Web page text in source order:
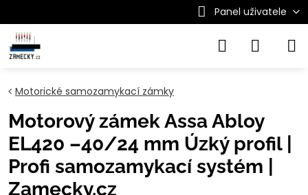
Panel uživatele
Motorické samozamykací zámky
Motorový zámek Assa Abloy
EL420 –40/24 mm Úzký profil |
Profi samozamykací systém |
Zamecky.cz